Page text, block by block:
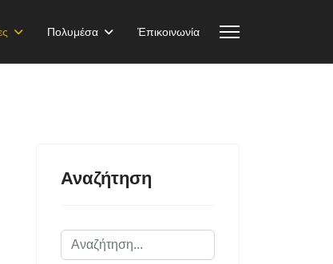
Πολυμέσα Ἐπικοινωνία
Αναζήτηση
Αναζήτηση...